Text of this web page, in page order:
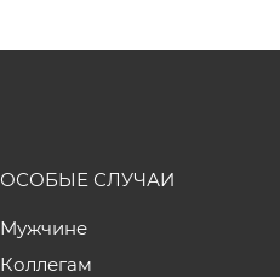
ОСОБЫЕ СЛУЧАИ
Мужчине
Коллегам